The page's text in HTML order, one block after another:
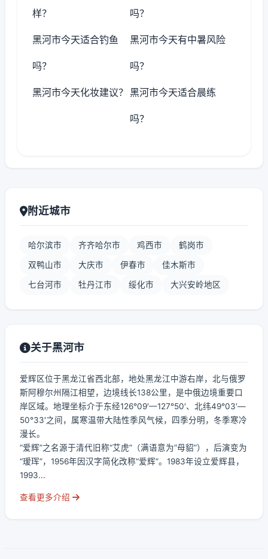
样？ 吗？
黑河市今天适合钓鱼
吗？
黑河市今天有中暑风险
吗？
黑河市今天化妆建议？ 黑河市今天适合晨练
吗？
附近城市
哈尔滨市 齐齐哈尔市 鸡西市 鹤岗市
双鸭山市 大庆市 伊春市 佳木斯市
七台河市 牡丹江市 绥化市 大兴安岭地区
关于黑河市
爱辉区位于黑龙江省西北部，地处黑龙江中游右岸，北与俄罗
斯阿穆尔州隔江相望，边境线长138公里，是中俄边境重要口
岸区域。地理坐标介于东经126°09′—127°50′、北纬49°03′—
50°33′之间，属寒温带大陆性季风气候，四季分明，冬季寒冷
漫长。
“爱辉”之名源于清代旧称“艾虎”（满语意为“母貂”），后演变为
“瑷珲”，1956年因汉字简化改称“爱辉”。1983年设立爱辉县，
1993...
查看更多介绍